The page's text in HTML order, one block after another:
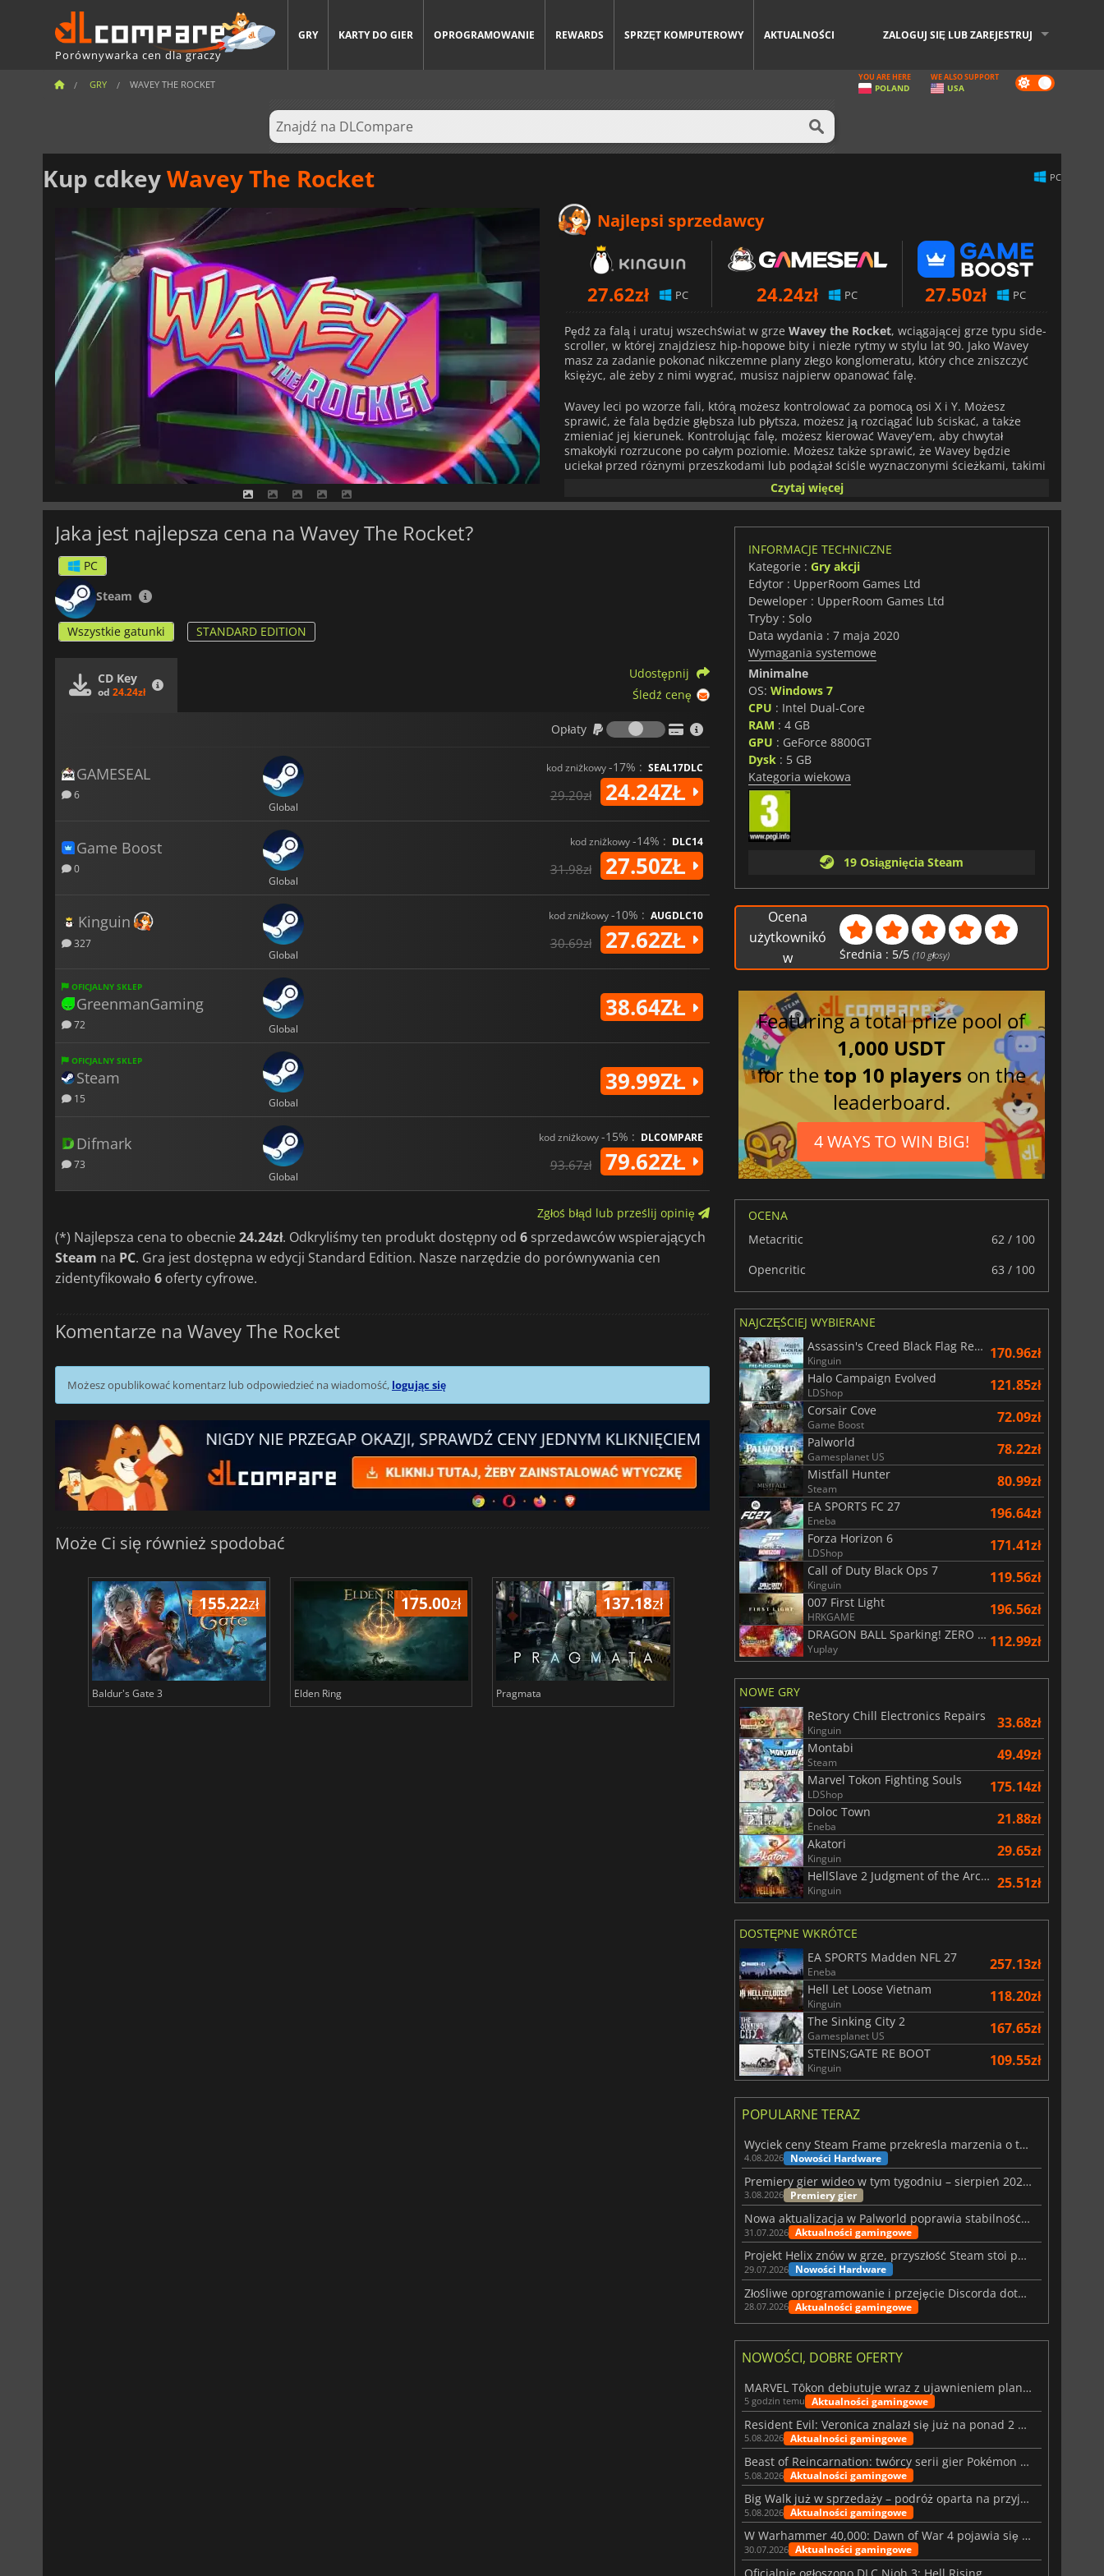
Porównywarka cen dla graczy
GRY KARTY DO GIER OPROGRAMOWANIE REWARDS SPRZĘT KOMPUTEROWY AKTUALNOŚCI ZALOGUJ SIĘ LUB ZAREJESTRUJ
GRY WAVEY THE ROCKET Dark
mode
YOU ARE HERE
POLAND
WE ALSO SUPPORT
USA
Kup cdkeyWavey The Rocket PC
Najlepsi sprzedawcy
27.62zł PC 24.24zł PC 27.50zł PC
Pędź za falą i uratuj wszechświat w grze Wavey the Rocket, wciągającej grze typu side-
scroller, w której znajdziesz hip-hopowe bity i niezłe rytmy w stylu lat 90. Jako Wavey
masz za zadanie pokonać nikczemne plany złego konglomeratu, który chce zniszczyć
księżyc, ale żeby z nimi wygrać, musisz najpierw opanować falę.
Wavey leci po wzorze fali, którą możesz kontrolować za pomocą osi X i Y. Możesz
sprawić, że fala będzie głębsza lub płytsza, możesz ją rozciągać lub ściskać, a także
zmieniać jej kierunek. Kontrolując falę, możesz kierować Wavey'em, aby chwytał
smakołyki rozrzucone po całym poziomie. Możesz także sprawić, że Wavey będzie
uciekał przed różnymi przeszkodami lub podążał ściśle wyznaczonymi ścieżkami, takimi
jak kręte rury. Ukończ 80+ poziomów z tą wymagającą mechaniką, a będziesz mógł
przejść do poziomów arcymistrzowskich i innych mini-gier na czas. Postaraj się pobić
najwyższy wynik w każdym swoim biegu.
ścieżkę dźwiękową, która ochłodzi Twoje rakiety podczas szybowania przez każdy
poziom. Przygotuj się więc na jazdę na fali z Wavey the Rocket
Czytaj więcej
Jaka jest najlepsza cena na Wavey The Rocket?
PC
Steam
Wszystkie gatunki STANDARD EDITION
CD Key
od 24.24zł
Udostępnij
Śledź cenę
Opłaty
Opłaty
GAMESEAL
6
Global
kod zniżkowy-17% : SEAL17DLC
29.20zł 24.24ZŁ
Game Boost
0
Global
kod zniżkowy-14% : DLC14
31.98zł 27.50ZŁ
Kinguin
327
Global
kod zniżkowy-10% : AUGDLC10
30.69zł 27.62ZŁ
OFICJALNY SKLEP
GreenmanGaming
72 Global
38.64ZŁ
OFICJALNY SKLEP
Steam
15 Global
39.99ZŁ
Difmark
73
Global
kod zniżkowy-15% : DLCOMPARE
93.67zł 79.62ZŁ
Zgłoś błąd lub prześlij opinię
(*) Najlepsza cena to obecnie24.24zł. Odkryliśmy ten produkt dostępny od 6 sprzedawców wspierających
Steam na PC. Gra jest dostępna w edycji Standard Edition. Nasze narzędzie do porównywania cen
zidentyfikowało 6 oferty cyfrowe.
Komentarze na Wavey The Rocket
Możesz opublikować komentarz lub odpowiedzieć na wiadomość, logując się
Może Ci się również spodobać
155.22zł
Baldur's Gate 3
175.00zł
Elden Ring
137.18zł
Pragmata
29.01zł
Total War WARHAMMER 3
66.54
INFORMACJE TECHNICZNE
Kategorie : Gry akcji
Edytor : UpperRoom Games Ltd
Deweloper : UpperRoom Games Ltd
Tryby : Solo
Data wydania : 7 maja 2020
Wymagania systemowe
Minimalne
OS: Windows 7
CPU : Intel Dual-Core
RAM : 4 GB
GPU : GeForce 8800GT
Dysk: 5 GB
Kategoria wiekowa
19 Osiągnięcia Steam
Ocena
użytkownikó
w
Średnia : 5/5 (10 głosy)
Featuring a total prize pool of
1,000 USDT
for thetop 10 players on the
leaderboard.
4 WAYS TO WIN BIG!
OCENA
Metacritic
62 / 100
Opencritic
63 / 100
NAJCZĘŚCIEJ WYBIERANE
Assassin's Creed Black Flag Resynced
Kinguin 170.96zł
Halo Campaign Evolved
LDShop 121.85zł
Corsair Cove
Game Boost 72.09zł
Palworld
Gamesplanet US 78.22zł
Mistfall Hunter
Steam 80.99zł
EA SPORTS FC 27
Eneba 196.64zł
Forza Horizon 6
LDShop 171.41zł
Call of Duty Black Ops 7
Kinguin 119.56zł
007 First Light
HRKGAME 196.56zł
DRAGON BALL Sparking! ZERO Super Limit Breaking NEO
Yuplay 112.99zł
NOWE GRY
ReStory Chill Electronics Repairs
Kinguin 33.68zł
Montabi
Steam 49.49zł
Marvel Tokon Fighting Souls
LDShop 175.14zł
Doloc Town
Eneba 21.88zł
Akatori
Kinguin 29.65zł
HellSlave 2 Judgment of the Archon
Kinguin 25.51zł
DOSTĘPNE WKRÓTCE
EA SPORTS Madden NFL 27
Eneba 257.13zł
Hell Let Loose Vietnam
Kinguin 118.20zł
The Sinking City 2
Gamesplanet US 167.65zł
STEINS;GATE RE BOOT
Kinguin 109.55zł
POPULARNE TERAZ
Wyciek ceny Steam Frame przekreśla marzenia o tanim zestawie VR
4.08.2026 Nowości Hardware
Premiery gier wideo w tym tygodniu – sierpień 2026 r. (32. tydzień)
3.08.2026 Premiery gier
Nowa aktualizacja w Palworld poprawia stabilność Sunreach i walk z bossami
31.07.2026 Aktualności gamingowe
Projekt Helix znów w grze, przyszłość Steam stoi pod znakiem zapytania
29.07.2026 Nowości Hardware
Złośliwe oprogramowanie i przejęcie Discorda dotknęły Meccha Chameleon
28.07.2026 Aktualności gamingowe
NOWOŚCI, DOBRE OFERTY
MARVEL Tōkon debiutuje wraz z ujawnieniem planu rozwoju na pierwszy rok
5 godzin temu Aktualności gamingowe
Resident Evil: Veronica znalazł się już na ponad 2 milionach list życzeń
5.08.2026 Aktualności gamingowe
Beast of Reincarnation: twórcy serii gier Pokémon wkraczają na nową ścieżkę
5.08.2026 Aktualności gamingowe
Big Walk już w sprzedaży – podróż oparta na przyjaźni
5.08.2026 Aktualności gamingowe
W Warhammer 40,000: Dawn of War 4 pojawia się frakcja Nekronów
30.07.2026 Aktualności gamingowe
Oficjalnie ogłoszono DLC Nioh 3: Hell Rising